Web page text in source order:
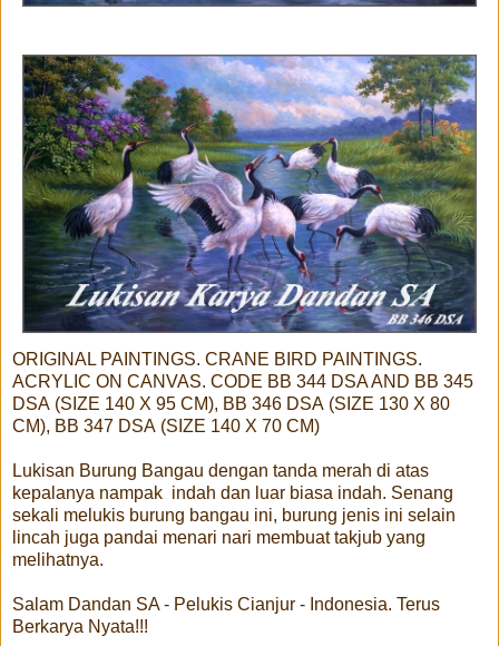
ORIGINAL PAINTINGS. CRANE BIRD PAINTINGS.
ACRYLIC ON CANVAS. CODE BB 344 DSA AND BB 345
DSA (SIZE 140 X 95 CM), BB 346 DSA (SIZE 130 X 80
CM), BB 347 DSA (SIZE 140 X 70 CM)
Lukisan Burung Bangau dengan tanda merah di atas
kepalanya nampak indah dan luar biasa indah. Senang
sekali melukis burung bangau ini, burung jenis ini selain
lincah juga pandai menari nari membuat takjub yang
melihatnya.
Salam Dandan SA - Pelukis Cianjur - Indonesia. Terus
Berkarya Nyata!!!